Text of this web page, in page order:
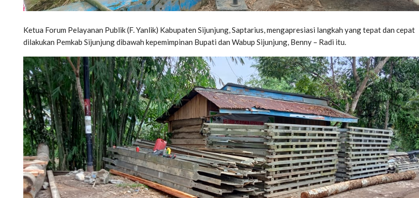
Ketua Forum Pelayanan Publik (F. Yanlik) Kabupaten Sijunjung, Saptarius, mengapresiasi langkah yang tepat dan cepat
dilakukan Pemkab Sijunjung dibawah kepemimpinan Bupati dan Wabup Sijunjung, Benny – Radi itu.